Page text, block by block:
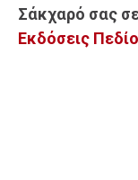
Σάκχαρό σας
Εκδόσεις Πεδίο